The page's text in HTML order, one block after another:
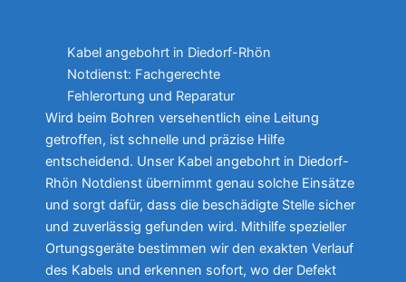
Kabel angebohrt in Diedorf-Rhön
Notdienst: Fachgerechte
Fehlerortung und Reparatur
Wird beim Bohren versehentlich eine Leitung
getroffen, ist schnelle und präzise Hilfe
entscheidend. Unser Kabel angebohrt in Diedorf-
Rhön Notdienst übernimmt genau solche Einsätze
und sorgt dafür, dass die beschädigte Stelle sicher
und zuverlässig gefunden wird. Mithilfe spezieller
Ortungsgeräte bestimmen wir den exakten Verlauf
des Kabels und erkennen sofort, wo der Defekt